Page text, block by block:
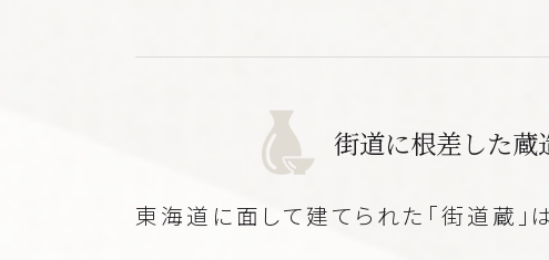
街道に根差した蔵
東海道に面して建てられた「街道蔵」